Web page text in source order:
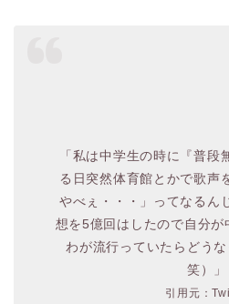
「私は中学生の時に『普段
る日突然体育館とかで歌声
やべぇ・・・」ってなるん
想を5億回はしたので自分が
わが流行っていたらどう
笑）」
引用元：